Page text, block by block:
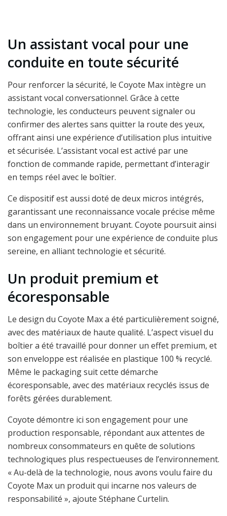
Un assistant vocal pour une
conduite en toute sécurité
Pour renforcer la sécurité, le Coyote Max intègre un
assistant vocal conversationnel. Grâce à cette
technologie, les conducteurs peuvent signaler ou
confirmer des alertes sans quitter la route des yeux,
offrant ainsi une expérience d’utilisation plus intuitive
et sécurisée. L’assistant vocal est activé par une
fonction de commande rapide, permettant d’interagir
en temps réel avec le boîtier.
Ce dispositif est aussi doté de deux micros intégrés,
garantissant une reconnaissance vocale précise même
dans un environnement bruyant. Coyote poursuit ainsi
son engagement pour une expérience de conduite plus
sereine, en alliant technologie et sécurité.
Un produit premium et
écoresponsable
Le design du Coyote Max a été particulièrement soigné,
avec des matériaux de haute qualité. L’aspect visuel du
boîtier a été travaillé pour donner un effet premium, et
son enveloppe est réalisée en plastique 100 % recyclé.
Même le packaging suit cette démarche
écoresponsable, avec des matériaux recyclés issus de
forêts gérées durablement.
Coyote démontre ici son engagement pour une
production responsable, répondant aux attentes de
nombreux consommateurs en quête de solutions
technologiques plus respectueuses de l’environnement.
« Au-delà de la technologie, nous avons voulu faire du
Coyote Max un produit qui incarne nos valeurs de
responsabilité », ajoute Stéphane Curtelin.